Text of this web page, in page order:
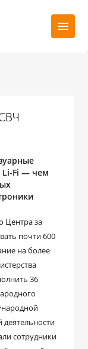
Li-Fi — чем
Центра за
почти 600
на более
36
деятельности
сотрудники